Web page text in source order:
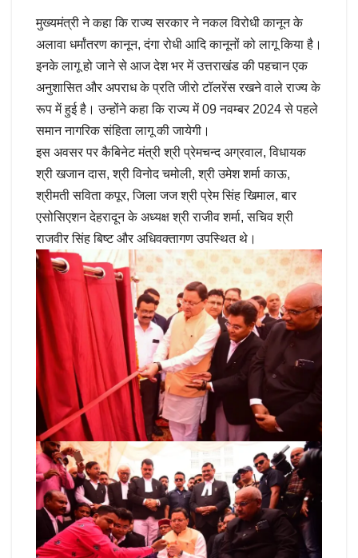
मुख्यमंत्री ने कहा कि राज्य सरकार ने नकल विरोधी कानून के
अलावा धर्मांतरण कानून, दंगा रोधी आदि कानूनों को लागू किया है।
इनके लागू हो जाने से आज देश भर में उत्तराखंड की पहचान एक
अनुशासित और अपराध के प्रति जीरो टॉलरेंस रखने वाले राज्य के
रूप में हुई है। उन्होंने कहा कि राज्य में 09 नवम्बर 2024 से पहले
समान नागरिक संहिता लागू की जायेगी।
इस अवसर पर कैबिनेट मंत्री श्री प्रेमचन्द अग्रवाल, विधायक
श्री खजान दास, श्री विनोद चमोली, श्री उमेश शर्मा काऊ,
श्रीमती सविता कपूर, जिला जज श्री प्रेम सिंह खिमाल, बार
एसोसिएशन देहरादून के अध्यक्ष श्री राजीव शर्मा, सचिव श्री
राजवीर सिंह बिष्ट और अधिवक्तागण उपस्थित थे।